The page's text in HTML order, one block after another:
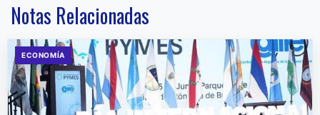
Notas Relacionadas
ECONOMÍA